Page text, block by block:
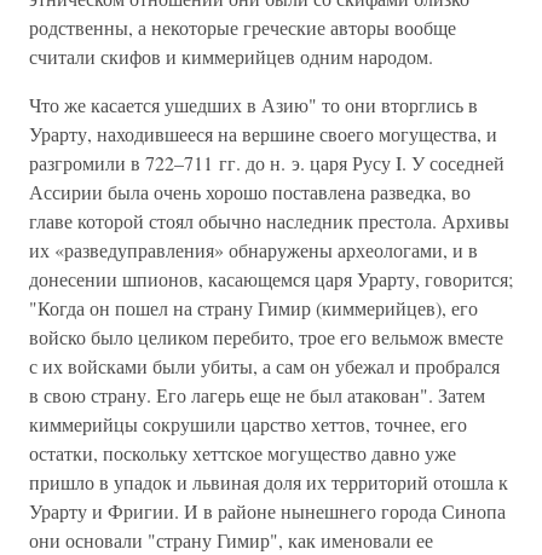
родственны, а некоторые греческие авторы вообще
считали скифов и киммерийцев одним народом.
Что же касается ушедших в Азию" то они вторглись в
Урарту, находившееся на вершине своего могущества, и
разгромили в 722–711 гг. до н. э. царя Русу I. У соседней
Ассирии была очень хорошо поставлена разведка, во
главе которой стоял обычно наследник престола. Архивы
их «разведуправления» обнаружены археологами, и в
донесении шпионов, касающемся царя Урарту, говорится;
"Когда он пошел на страну Гимир (киммерийцев), его
войско было целиком перебито, трое его вельмож вместе
с их войсками были убиты, а сам он убежал и пробрался
в свою страну. Его лагерь еще не был атакован". Затем
киммерийцы сокрушили царство хеттов, точнее, его
остатки, поскольку хеттское могущество давно уже
пришло в упадок и львиная доля их территорий отошла к
Урарту и Фригии. И в районе нынешнего города Синопа
они основали "страну Гимир", как именовали ее